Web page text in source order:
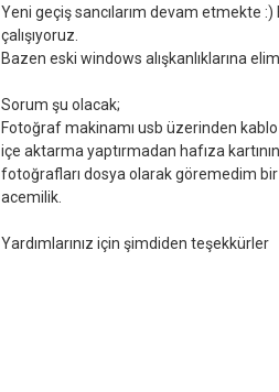
Yeni geçiş sancılarım devam etmekte
çalışıyoruz.
Bazen eski windows alışkanlıklarına
Sorum şu olacak;
Fotoğraf makinamı usb üzerinden
içe aktarma yaptırmadan hafıza
fotoğrafları dosya olarak göremedim
acemilik.
Yardımlarınız için şimdiden teşekkürler